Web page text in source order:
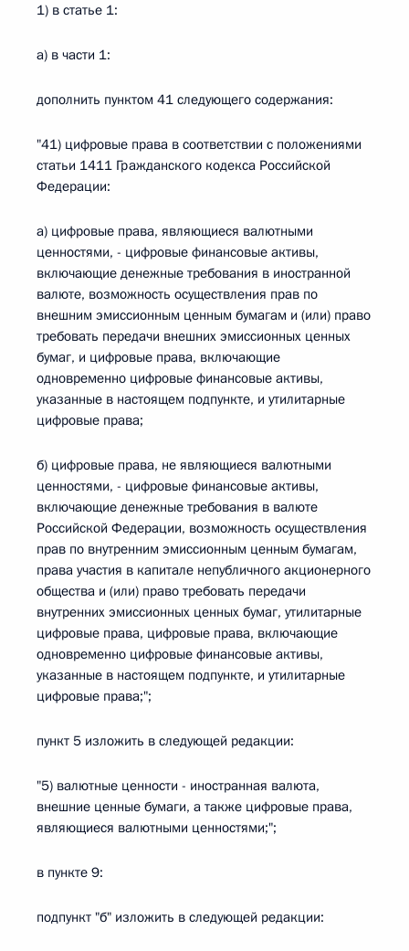
1) в статье 1:
а) в части 1:
дополнить пунктом 41 следующего содержания:
"41) цифровые права в соответствии с положениями
статьи 1411 Гражданского кодекса Российской
Федерации:
а) цифровые права, являющиеся валютными
ценностями, - цифровые финансовые активы,
включающие денежные требования в иностранной
валюте, возможность осуществления прав по
внешним эмиссионным ценным бумагам и (или) право
требовать передачи внешних эмиссионных ценных
бумаг, и цифровые права, включающие
одновременно цифровые финансовые активы,
указанные в настоящем подпункте, и утилитарные
цифровые права;
б) цифровые права, не являющиеся валютными
ценностями, - цифровые финансовые активы,
включающие денежные требования в валюте
Российской Федерации, возможность осуществления
прав по внутренним эмиссионным ценным бумагам,
права участия в капитале непубличного акционерного
общества и (или) право требовать передачи
внутренних эмиссионных ценных бумаг, утилитарные
цифровые права, цифровые права, включающие
одновременно цифровые финансовые активы,
указанные в настоящем подпункте, и утилитарные
цифровые права;";
пункт 5 изложить в следующей редакции:
"5) валютные ценности - иностранная валюта,
внешние ценные бумаги, а также цифровые права,
являющиеся валютными ценностями;";
в пункте 9:
подпункт "б" изложить в следующей редакции: